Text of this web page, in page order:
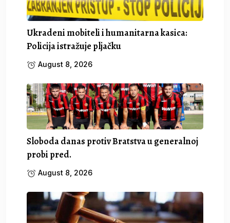
Ukradeni mobiteli i humanitarna kasica:
Policija istražuje pljačku
August 8, 2026
Sloboda danas protiv Bratstva u generalnoj
probi pred.
August 8, 2026